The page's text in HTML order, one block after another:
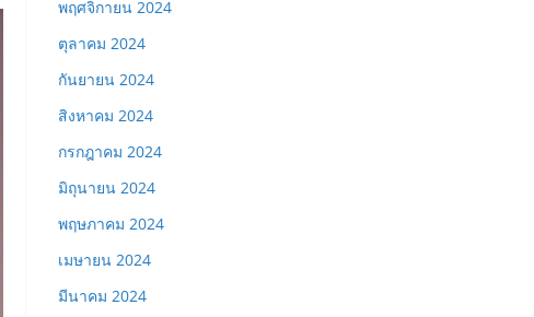
พฤศจิกายน 2024
ตุลาคม 2024
กันยายน 2024
สิงหาคม 2024
กรกฎาคม 2024
มิถุนายน 2024
พฤษภาคม 2024
เมษายน 2024
มีนาคม 2024